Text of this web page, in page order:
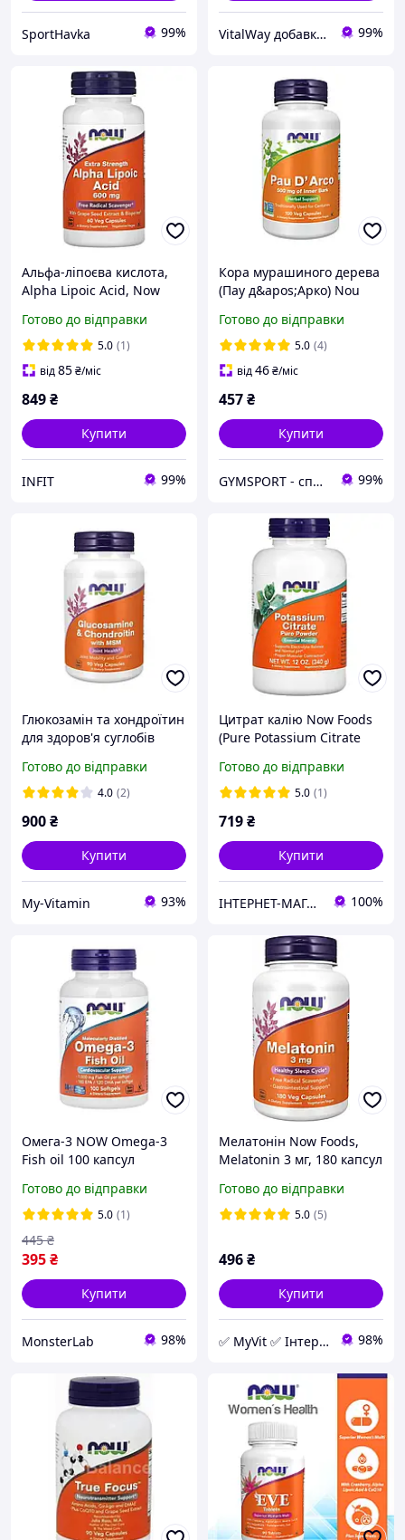
SportHavka 99% VitalWay добавки для здоров'я 99%
Альфа-ліпоєва кислота,
Alpha Lipoic Acid, Now
міцність, 600 мг, 60
капсул
Готово до відправки
5.0 (1)
від85₴/міс
849₴
Купити
INFIT 99%
Кора мурашиного дерева
(Пау д&apos;Арко) Nou
500 мг 100 капсул
Готово до відправки
5.0 (4)
від46₴/міс
457₴
Купити
GYMSPORT - спортивне харчування та аксесуари 99%
Глюкозамін та хондроїтин
для здоров'я суглобів
Chondroitin Now Foods, 90
капсул
Готово до відправки
4.0 (2)
900₴
Купити
My-Vitamin 93%
Цитрат калію Now Foods
(Pure Potassium Citrate
Готово до відправки
5.0 (1)
719₴
Купити
ІНТЕРНЕТ-МАГАЗИН "ВІТАМАНІЯ" 100%
Омега-3 NOW Omega-3
Fish oil 100 капсул
Готово до відправки
5.0 (1)
395₴
445 ₴
Купити
MonsterLab 98%
Мелатонін Now Foods,
Melatonin 3 мг, 180 капсул
Готово до відправки
5.0 (5)
496₴
Купити
✅ MyVit ✅ Інтернет-магазин товарів для здорового життя 98%